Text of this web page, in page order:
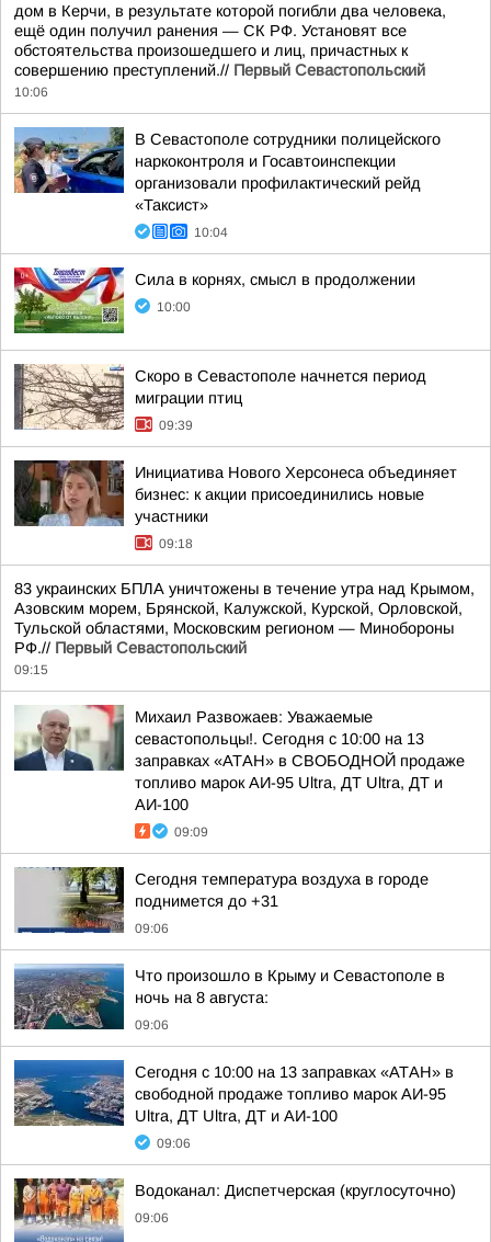
дом в Керчи, в результате которой погибли два человека,
ещё один получил ранения — СК РФ. Установят все
обстоятельства произошедшего и лиц, причастных к
совершению преступлений.// Первый Севастопольский
10:06
В Севастополе сотрудники полицейского
наркоконтроля и Госавтоинспекции
организовали профилактический рейд
«Таксист»
10:04
Сила в корнях, смысл в продолжении
10:00
Скоро в Севастополе начнется период
миграции птиц
09:39
Инициатива Нового Херсонеса объединяет
бизнес: к акции присоединились новые
участники
09:18
83 украинских БПЛА уничтожены в течение утра над Крымом,
Азовским морем, Брянской, Калужской, Курской, Орловской,
Тульской областями, Московским регионом — Минобороны
РФ.// Первый Севастопольский
09:15
Михаил Развожаев: Уважаемые
севастопольцы!. Сегодня с 10:00 на 13
заправках «АТАН» в СВОБОДНОЙ продаже
топливо марок АИ-95 Ultra, ДТ Ultra, ДТ и
АИ-100
09:09
Сегодня температура воздуха в городе
поднимется до +31
09:06
Что произошло в Крыму и Севастополе в
ночь на 8 августа:
09:06
Сегодня с 10:00 на 13 заправках «АТАН» в
свободной продаже топливо марок АИ-95
Ultra, ДТ Ultra, ДТ и АИ-100
09:06
Водоканал: Диспетчерская (круглосуточно)
09:06